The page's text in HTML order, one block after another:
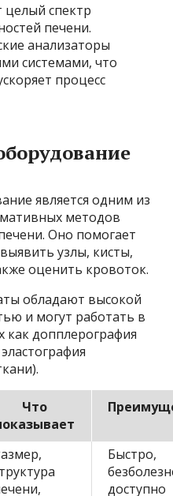
спектр
печени.
анализаторы
системами, что
процесс
является одним из
методов
Оно помогает
узлы, кисты,
оценить кровоток.
обладают высокой
и могут работать в
как допплерография
Что
Быстро,
доступно